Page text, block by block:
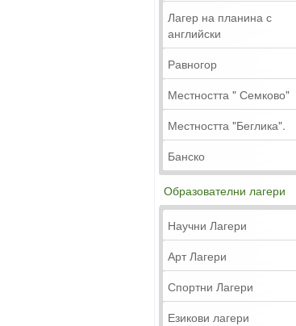
Лагер на планина с
английски
Равногор
Местността " Семково"
Местността "Беглика".
Банско
Образователни лагери
Научни Лагери
Арт Лагери
Спортни Лагери
Езикови лагери